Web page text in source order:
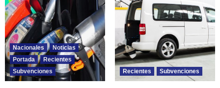
Nacionales
Noticias
Portada
Recientes
Subvenciones
Recientes Subvenciones